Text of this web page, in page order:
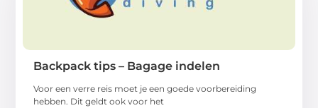
Backpack tips – Bagage indelen
Voor een verre reis moet je een goede voorbereiding
hebben. Dit geldt ook voor het